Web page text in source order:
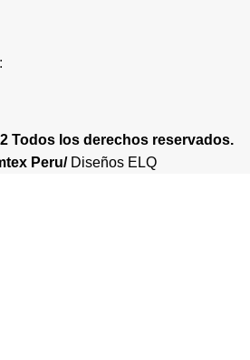
Todos los derechos reservados.
Peru/ Diseños ELQ